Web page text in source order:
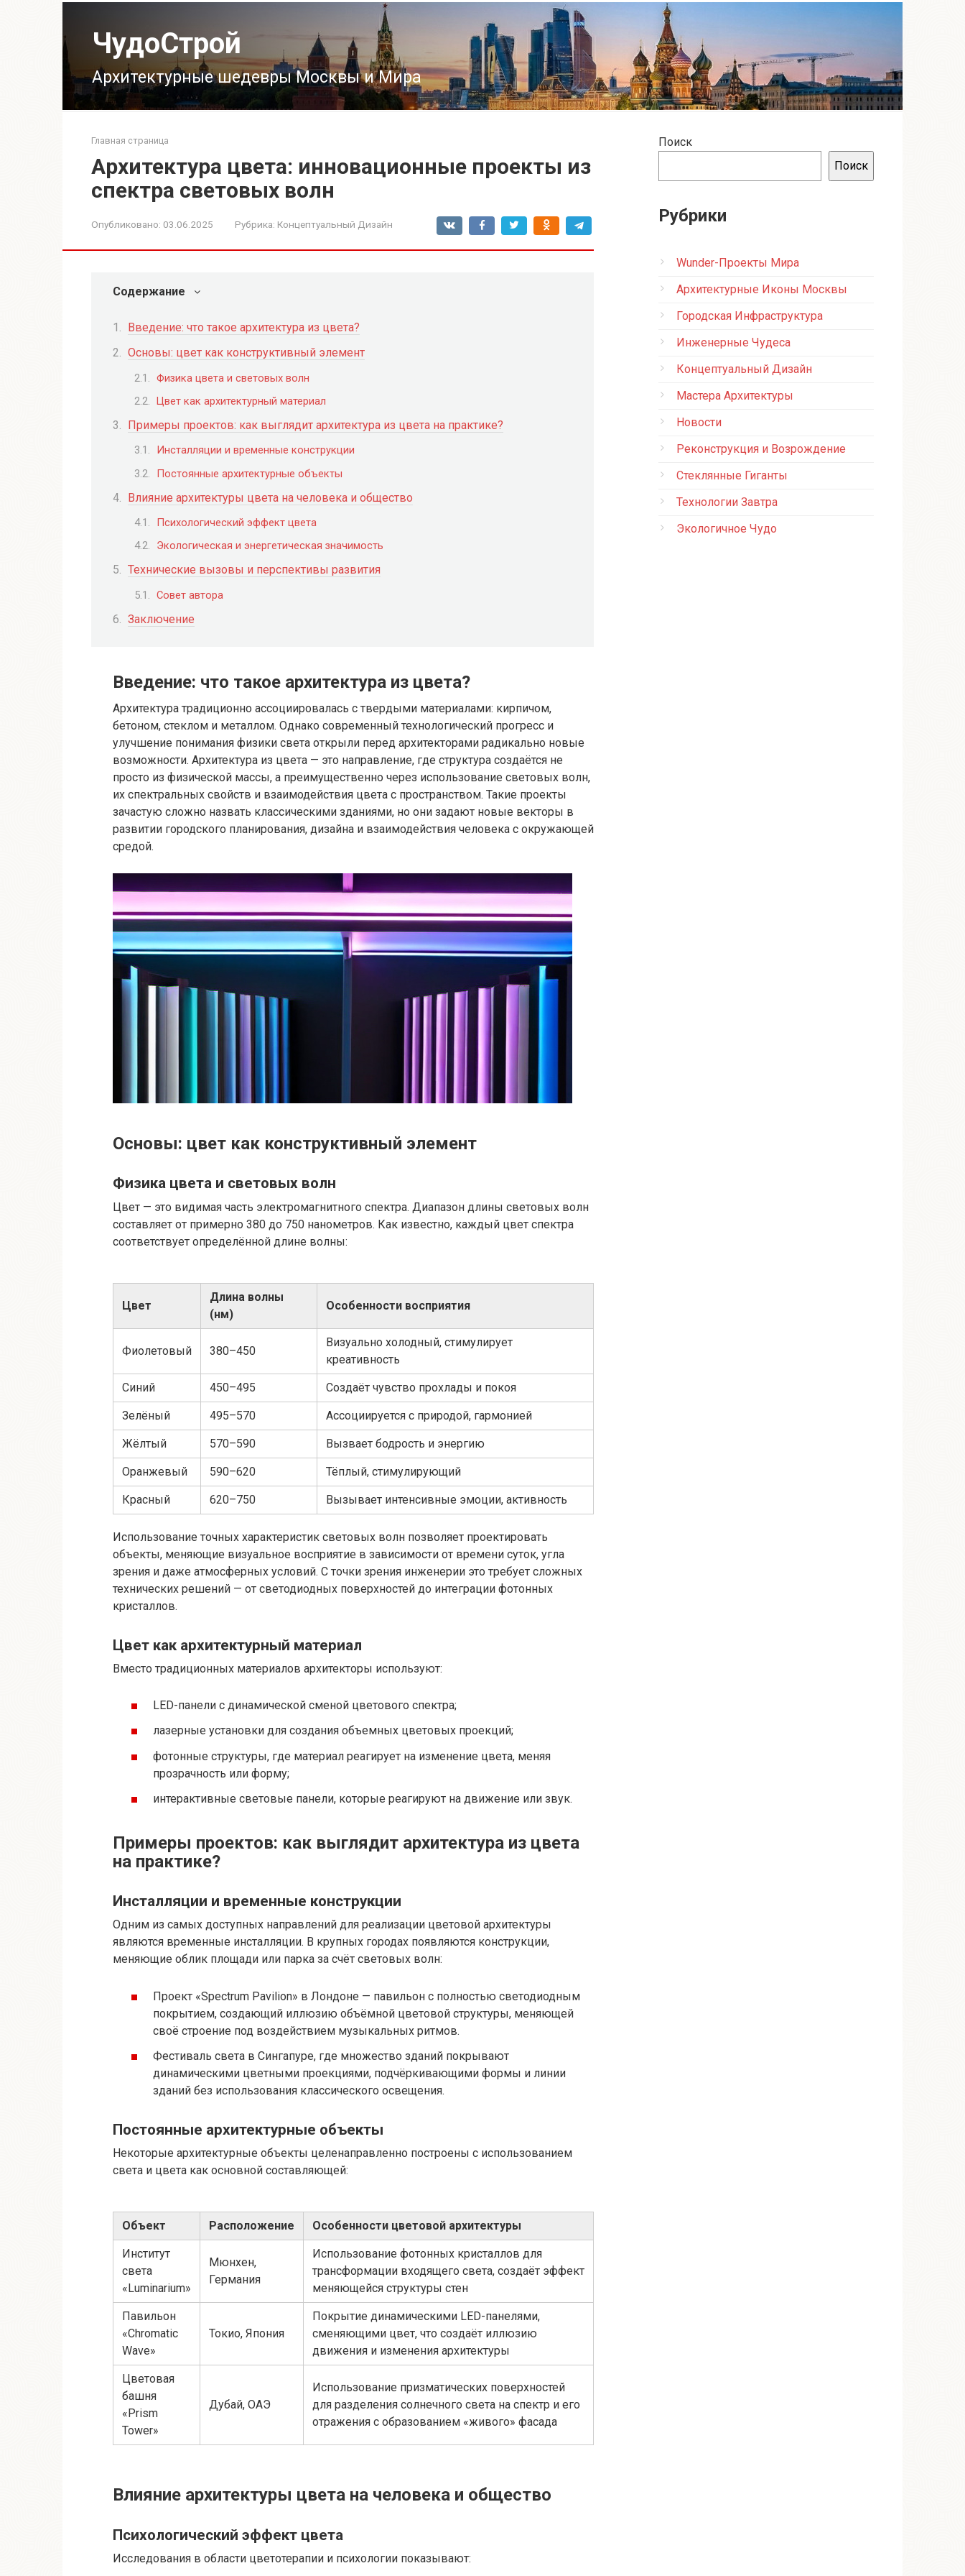
ЧудоСтрой
Архитектурные шедевры Москвы и Мира
Главная страница
Архитектура цвета: инновационные проекты из
спектра световых волн
Опубликовано: 03.06.2025 Рубрика: Концептуальный Дизайн
Содержание
Введение: что такое архитектура из цвета?
Основы: цвет как конструктивный элемент
Физика цвета и световых волн
Цвет как архитектурный материал
Примеры проектов: как выглядит архитектура из цвета на практике?
Инсталляции и временные конструкции
Постоянные архитектурные объекты
Влияние архитектуры цвета на человека и общество
Психологический эффект цвета
Экологическая и энергетическая значимость
Технические вызовы и перспективы развития
Совет автора
Заключение
Введение: что такое архитектура из цвета?
Архитектура традиционно ассоциировалась с твердыми материалами: кирпичом,
бетоном, стеклом и металлом. Однако современный технологический прогресс и
улучшение понимания физики света открыли перед архитекторами радикально новые
возможности. Архитектура из цвета — это направление, где структура создаётся не
просто из физической массы, а преимущественно через использование световых волн,
их спектральных свойств и взаимодействия цвета с пространством. Такие проекты
зачастую сложно назвать классическими зданиями, но они задают новые векторы в
развитии городского планирования, дизайна и взаимодействия человека с окружающей
средой.
Основы: цвет как конструктивный элемент
Физика цвета и световых волн
Цвет — это видимая часть электромагнитного спектра. Диапазон длины световых волн
составляет от примерно 380 до 750 нанометров. Как известно, каждый цвет спектра
соответствует определённой длине волны:
Цвет
Длина волны
(нм)
Особенности восприятия
Фиолетовый 380–450
Визуально холодный, стимулирует
креативность
Синий 450–495 Создаёт чувство прохлады и покоя
Зелёный 495–570 Ассоциируется с природой, гармонией
Жёлтый 570–590 Вызвает бодрость и энергию
Оранжевый 590–620 Тёплый, стимулирующий
Красный 620–750 Вызывает интенсивные эмоции, активность
Использование точных характеристик световых волн позволяет проектировать
объекты, меняющие визуальное восприятие в зависимости от времени суток, угла
зрения и даже атмосферных условий. С точки зрения инженерии это требует сложных
технических решений — от светодиодных поверхностей до интеграции фотонных
кристаллов.
Цвет как архитектурный материал
Вместо традиционных материалов архитекторы используют:
LED-панели с динамической сменой цветового спектра;
лазерные установки для создания объемных цветовых проекций;
фотонные структуры, где материал реагирует на изменение цвета, меняя
прозрачность или форму;
интерактивные световые панели, которые реагируют на движение или звук.
Примеры проектов: как выглядит архитектура из цвета
на практике?
Инсталляции и временные конструкции
Одним из самых доступных направлений для реализации цветовой архитектуры
являются временные инсталляции. В крупных городах появляются конструкции,
меняющие облик площади или парка за счёт световых волн:
Проект «Spectrum Pavilion» в Лондоне — павильон с полностью светодиодным
покрытием, создающий иллюзию объёмной цветовой структуры, меняющей
своё строение под воздействием музыкальных ритмов.
Фестиваль света в Сингапуре, где множество зданий покрывают
динамическими цветными проекциями, подчёркивающими формы и линии
зданий без использования классического освещения.
Постоянные архитектурные объекты
Некоторые архитектурные объекты целенаправленно построены с использованием
света и цвета как основной составляющей:
Объект Расположение Особенности цветовой архитектуры
Институт
света
«Luminarium»
Мюнхен,
Германия
Использование фотонных кристаллов для
трансформации входящего света, создаёт эффект
меняющейся структуры стен
Павильон
«Chromatic
Wave»
Токио, Япония
Покрытие динамическими LED-панелями,
сменяющими цвет, что создаёт иллюзию
движения и изменения архитектуры
Цветовая
башня
«Prism
Tower»
Дубай, ОАЭ
Использование призматических поверхностей
для разделения солнечного света на спектр и его
отражения с образованием «живого» фасада
Влияние архитектуры цвета на человека и общество
Психологический эффект цвета
Исследования в области цветотерапии и психологии показывают:
Поиск
Поиск
Рубрики
Wunder-Проекты Мира
Архитектурные Иконы Москвы
Городская Инфраструктура
Инженерные Чудеса
Концептуальный Дизайн
Мастера Архитектуры
Новости
Реконструкция и Возрождение
Стеклянные Гиганты
Технологии Завтра
Экологичное Чудо